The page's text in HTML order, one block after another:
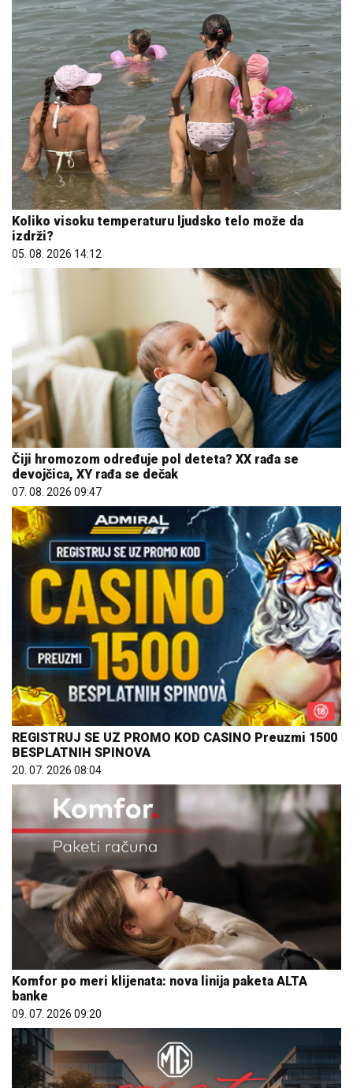
Koliko visoku temperaturu ljudsko telo može da
izdrži?
05. 08. 2026 14:12
Čiji hromozom određuje pol deteta? XX rađa se
devojčica, XY rađa se dečak
07. 08. 2026 09:47
REGISTRUJ SE UZ PROMO KOD CASINO Preuzmi 1500
BESPLATNIH SPINOVA
20. 07. 2026 08:04
Komfor po meri klijenata: nova linija paketa ALTA
banke
09. 07. 2026 09:20